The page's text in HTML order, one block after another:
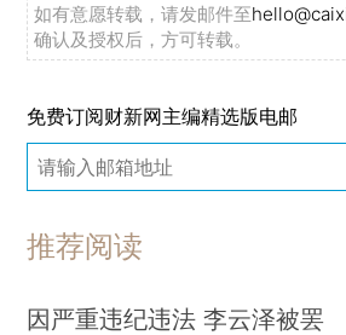
如有意愿转载，请发邮件至
确认及授权后，方可转载。
免费订阅财新网主编精选版电邮
推荐阅读
因严重违纪违法 李云泽被罢